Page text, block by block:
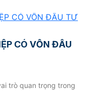
CÓ VỐN ĐẦU
trò quan trọng trong